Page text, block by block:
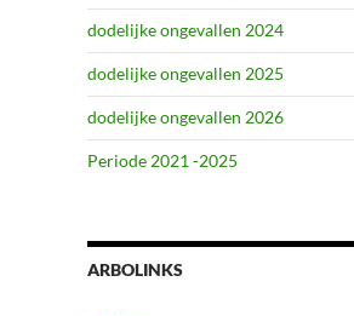
dodelijke ongevallen 2024
dodelijke ongevallen 2025
dodelijke ongevallen 2026
Periode 2021 -2025
ARBOLINKS